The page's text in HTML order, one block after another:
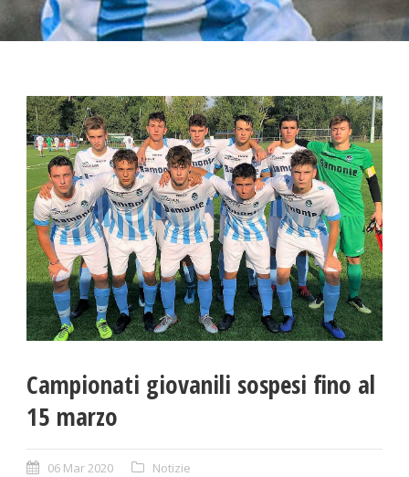
Campionati giovanili sospesi fino al
15 marzo
06 Mar 2020 Notizie